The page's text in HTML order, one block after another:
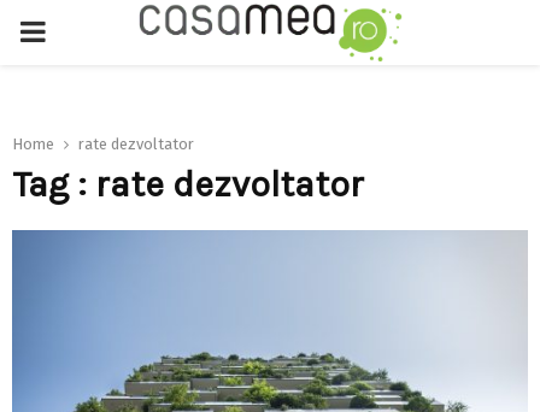
PRIMARY
Home rate dezvoltator
Tag : rate dezvoltator